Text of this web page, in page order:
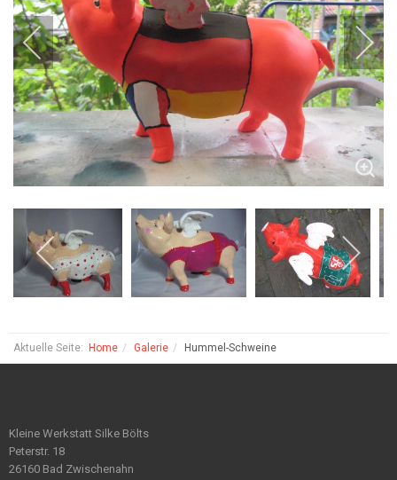
Aktuelle Seite: Home Galerie Hummel-Schweine
Kleine Werkstatt Silke Bölts
Peterstr. 18
26160 Bad Zwischenahn